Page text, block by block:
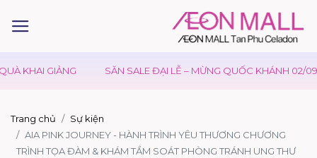
GIẢNG SĂN SALE ĐẠI LỄ – MỪNG QUỐC KHÁNH 02/09
Trang chủ
Sự kiện
AIA PINK JOURNEY - HÀNH TRÌNH YÊU THƯƠNG CHƯƠNG
TRÌNH TỌA ĐÀM & KHÁM TẦM SOÁT PHÒNG TRÁNH UNG THƯ